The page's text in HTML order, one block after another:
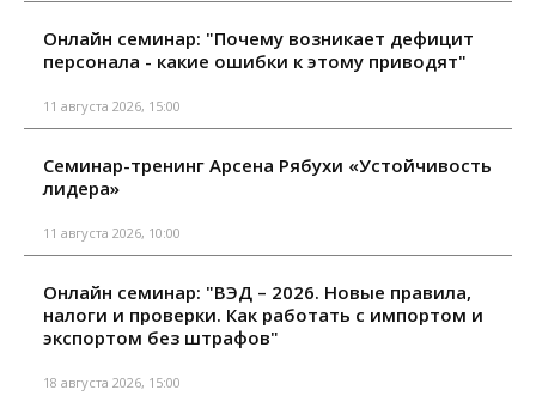
Онлайн семинар: "Почему возникает дефицит
персонала - какие ошибки к этому приводят"
11 августа 2026, 15:00
Семинар-тренинг Арсена Рябухи «Устойчивость
лидера»
11 августа 2026, 10:00
Онлайн семинар: "ВЭД – 2026. Новые правила,
налоги и проверки. Как работать с импортом и
экспортом без штрафов"
18 августа 2026, 15:00